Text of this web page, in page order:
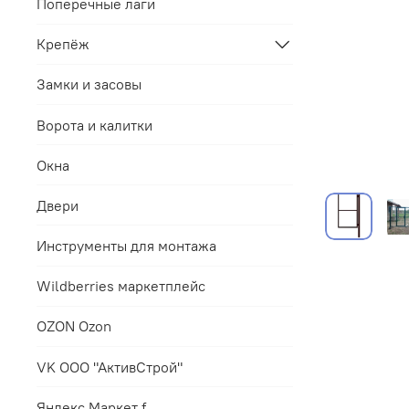
Крепёж
Замки и засовы
Ворота и калитки
Окна
Двери
Инструменты для монтажа
Wildberries маркетплейс
OZON Ozon
VK ООО "АктивСтрой"